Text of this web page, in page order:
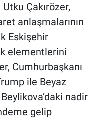
Çakırözer,
anlaşmalarının
Eskişehir
elementlerini
Cumhurbaşkanı
ile Beyaz
nadir
gelip